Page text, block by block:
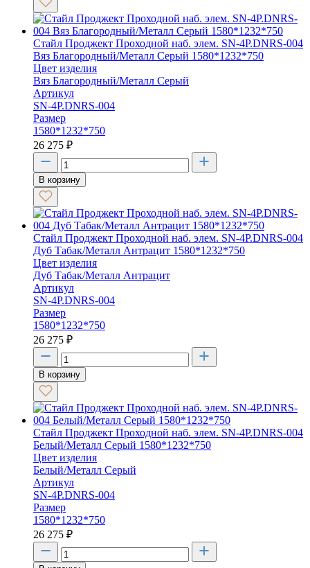
Стайл Проджект Проходной наб. элем. SN-4P.DNRS-004
Вяз Благородный/Металл Серый 1580*1232*750
Цвет изделия
Вяз Благородный/Металл Серый
Артикул
SN-4P.DNRS-004
Размер
1580*1232*750
26 275 ₽
В корзину
Стайл Проджект Проходной наб. элем. SN-4P.DNRS-004
Дуб Табак/Металл Антрацит 1580*1232*750
Цвет изделия
Дуб Табак/Металл Антрацит
Артикул
SN-4P.DNRS-004
Размер
1580*1232*750
26 275 ₽
В корзину
Стайл Проджект Проходной наб. элем. SN-4P.DNRS-004
Белый/Металл Серый 1580*1232*750
Цвет изделия
Белый/Металл Серый
Артикул
SN-4P.DNRS-004
Размер
1580*1232*750
26 275 ₽